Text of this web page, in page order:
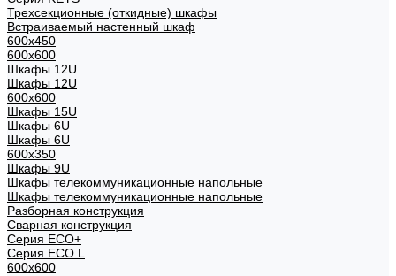
Трехсекционные (откидные) шкафы
Встраиваемый настенный шкаф
600x450
600x600
Шкафы 12U
Шкафы 12U
600x600
Шкафы 15U
Шкафы 6U
Шкафы 6U
600x350
Шкафы 9U
Шкафы телекоммуникационные напольные
Шкафы телекоммуникационные напольные
Разборная конструкция
Сварная конструкция
Серия ECO+
Серия ECO L
600x600